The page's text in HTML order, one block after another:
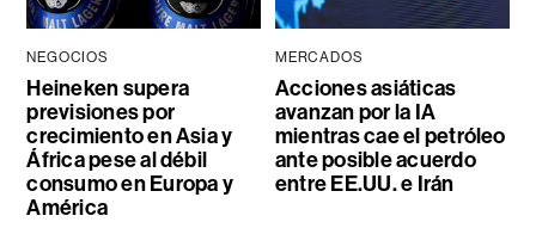
NEGOCIOS
Heineken supera
previsiones por
crecimiento en Asia y
África pese al débil
consumo en Europa y
América
MERCADOS
Acciones asiáticas
avanzan por la IA
mientras cae el petróleo
ante posible acuerdo
entre EE.UU. e Irán